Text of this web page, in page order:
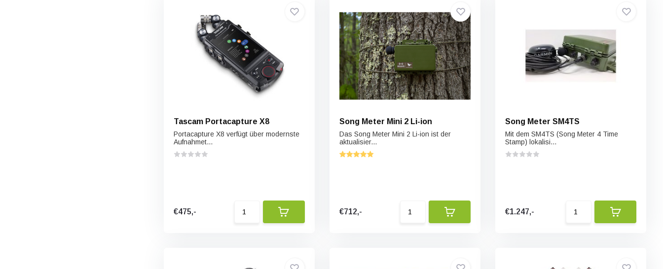
Tascam Portacapture X8
Portacapture X8 verfügt über modernste
Aufnahmet...
€475,-
Song Meter Mini 2 Li-ion
Das Song Meter Mini 2 Li-ion ist der
aktualisier...
€712,-
Song Meter SM4TS
Mit dem SM4TS (Song Meter 4 Time
Stamp) lokalisi...
€1.247,-